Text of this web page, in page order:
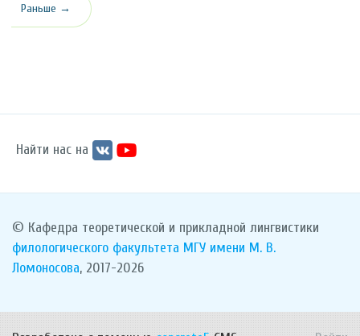
Раньше →
Найти нас на
© Кафедра теоретической и прикладной лингвистики
филологического факультета МГУ имени М. В.
Ломоносова, 2017-2026